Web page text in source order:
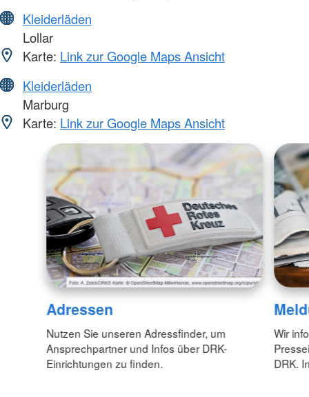
Kleiderläden
Lollar
Karte: Link zur Google Maps Ansicht
Kleiderläden
Marburg
Karte: Link zur Google Maps Ansicht
Adressen
Nutzen Sie unseren Adressfinder, um
Ansprechpartner und Infos über DRK-
Einrichtungen zu finden.
Wir
DRK.